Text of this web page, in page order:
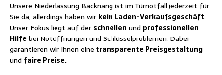
Unsere Niederlassung Backnang ist im Türnotfall jederzeit für
Sie da, allerdings haben wir kein Laden-Verkaufsgeschäft.
Unser Fokus liegt auf der schnellen und professionellen
Hilfe bei Notöffnungen und Schlüsselproblemen. Dabei
garantieren wir Ihnen eine transparente Preisgestaltung
und faire Preise.